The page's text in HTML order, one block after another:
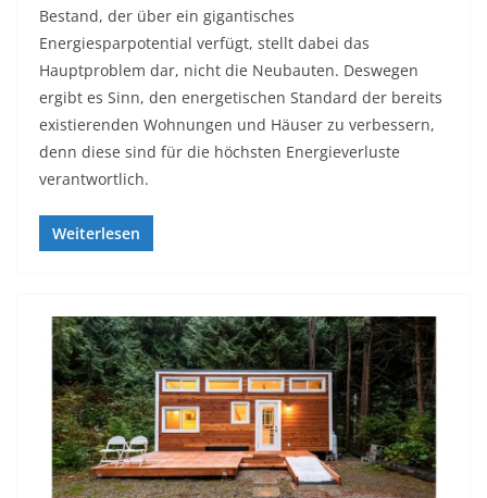
Bestand, der über ein gigantisches
Energiesparpotential verfügt, stellt dabei das
Hauptproblem dar, nicht die Neubauten. Deswegen
ergibt es Sinn, den energetischen Standard der bereits
existierenden Wohnungen und Häuser zu verbessern,
denn diese sind für die höchsten Energieverluste
verantwortlich.
Weiterlesen